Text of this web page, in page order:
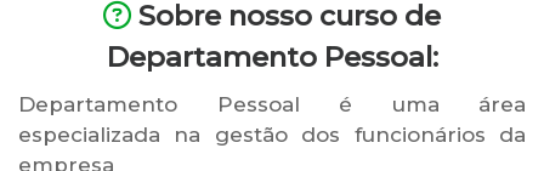
Sobre nosso curso de
Departamento Pessoal:
Departamento Pessoal é uma área
especializada na gestão dos funcionários da
empresa